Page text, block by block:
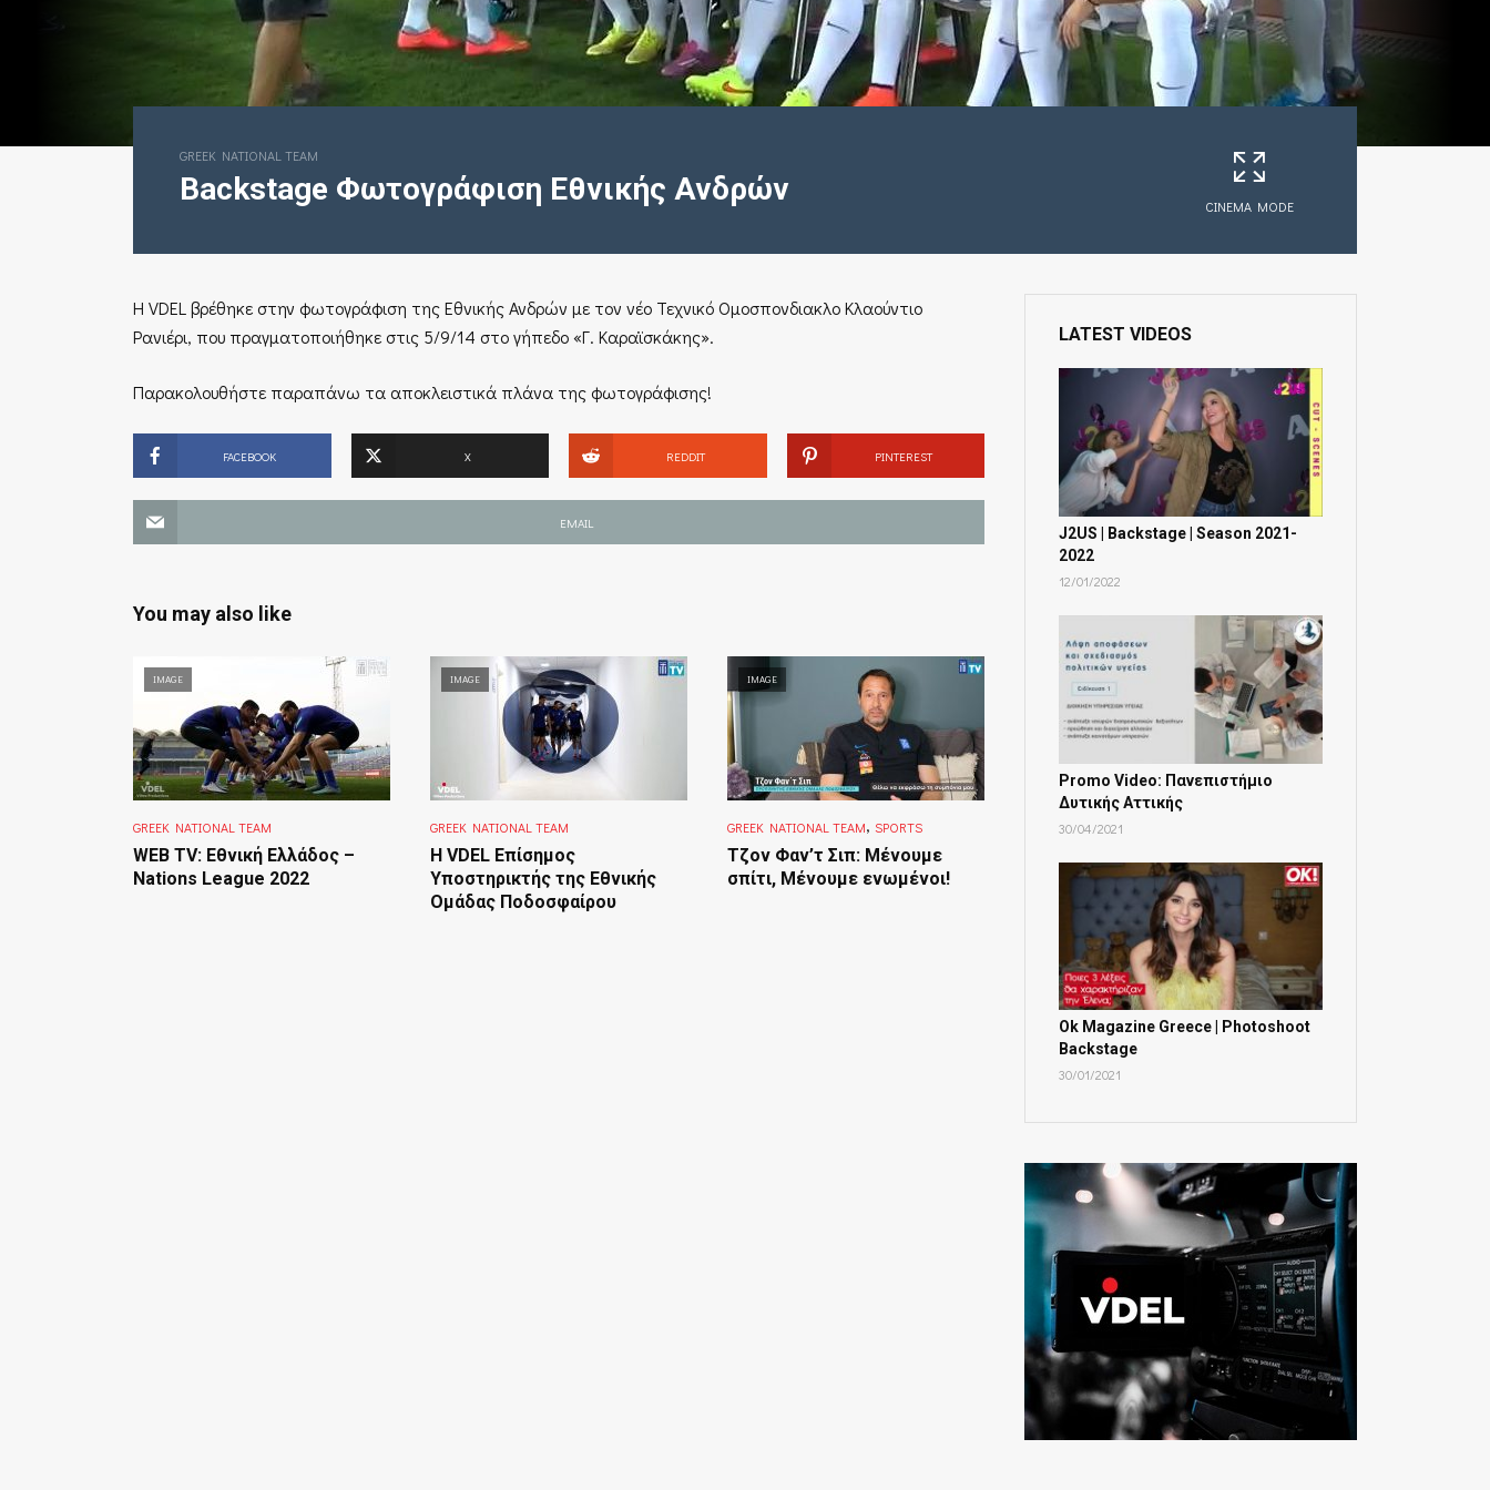
GREEK NATIONAL TEAM
Backstage Φωτογράφιση Εθνικής Ανδρών CINEMA MODE
H VDEL βρέθηκε στην φωτογράφιση της Εθνικής Ανδρών με τον νέο Τεχνικό Ομοσπονδιακλο Κλαούντιο
Ρανιέρι, που πραγματοποιήθηκε στις 5/9/14 στο γήπεδο «Γ. Καραϊσκάκης».
Παρακολουθήστε παραπάνω τα αποκλειστικά πλάνα της φωτογράφισης!
FACEBOOK X REDDIT PINTEREST
EMAIL
You may also like
IMAGE
GREEK NATIONAL TEAM
WEB TV: Εθνική Ελλάδος –
Nations League 2022
IMAGE
GREEK NATIONAL TEAM
Η VDEL Επίσημος
Υποστηρικτής της Εθνικής
Ομάδας Ποδοσφαίρου
IMAGE
GREEK NATIONAL TEAM, SPORTS
Τζον Φαν’τ Σιπ: Μένουμε
σπίτι, Μένουμε ενωμένοι!
LATEST VIDEOS
J2US | Backstage | Season 2021-
2022
12/01/2022
Promo Video: Πανεπιστήμιο
Δυτικής Αττικής
30/04/2021
Ok Magazine Greece | Photoshoot
Backstage
30/01/2021